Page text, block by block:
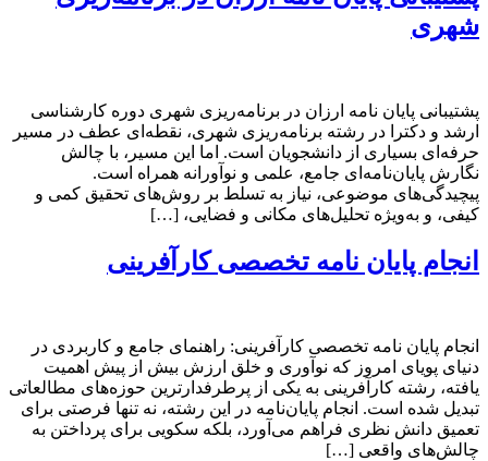
شهری
پشتیبانی پایان نامه ارزان در برنامه‌ریزی شهری دوره کارشناسی
ارشد و دکترا در رشته برنامه‌ریزی شهری، نقطه‌ای عطف در مسیر
حرفه‌ای بسیاری از دانشجویان است. اما این مسیر، با چالش
نگارش پایان‌نامه‌ای جامع، علمی و نوآورانه همراه است.
پیچیدگی‌های موضوعی، نیاز به تسلط بر روش‌های تحقیق کمی و
کیفی، و به‌ویژه تحلیل‌های مکانی و فضایی، […]
انجام پایان نامه تخصصی کارآفرینی
انجام پایان نامه تخصصی کارآفرینی: راهنمای جامع و کاربردی در
دنیای پویای امروز که نوآوری و خلق ارزش بیش از پیش اهمیت
یافته، رشته کارآفرینی به یکی از پرطرفدارترین حوزه‌های مطالعاتی
تبدیل شده است. انجام پایان‌نامه در این رشته، نه تنها فرصتی برای
تعمیق دانش نظری فراهم می‌آورد، بلکه سکویی برای پرداختن به
چالش‌های واقعی […]